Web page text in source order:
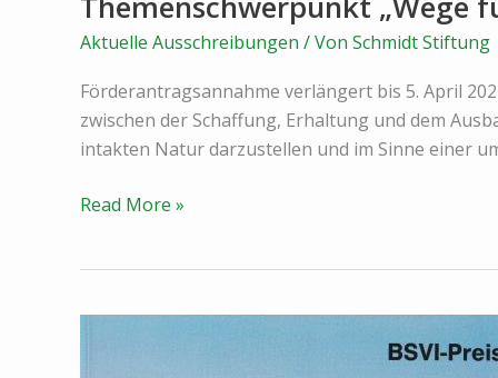
Aktuelle Ausschreibungen / Von Schmidt Stiftung
Förderantragsannahme verlängert bis 5. April
zwischen der Schaffung, Erhaltung und dem
intakten Natur darzustellen und im Sinne einer
Themenschwerpunkt
zwischen
Read More »